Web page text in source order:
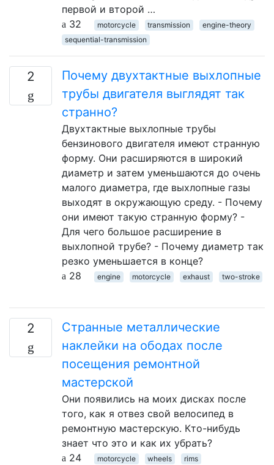
первой и второй …
32
motorcycle transmission
engine-theory
sequential-transmission
2
Почему двухтактные выхлопные
трубы двигателя выглядят так
странно?
Двухтактные выхлопные трубы
бензинового двигателя имеют странную
форму. Они расширяются в широкий
диаметр и затем уменьшаются до очень
малого диаметра, где выхлопные газы
выходят в окружающую среду. - Почему
они имеют такую ​​странную форму? -
Для чего большое расширение в
выхлопной трубе? - Почему диаметр так
резко уменьшается в конце?
28
engine motorcycle exhaust two-stroke
2
Странные металлические
наклейки на ободах после
посещения ремонтной
мастерской
Они появились на моих дисках после
того, как я отвез свой велосипед в
ремонтную мастерскую. Кто-нибудь
знает что это и как их убрать?
24
motorcycle wheels rims